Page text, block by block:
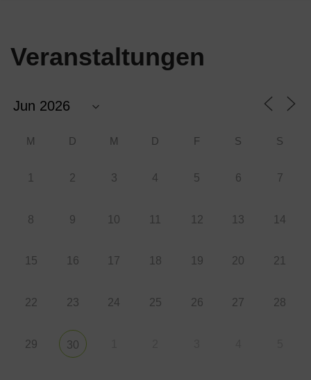
Veranstaltungen
M D M D F S S
1 2 3 4 5 6 7
8 9 10 11 12 13 14
15 16 17 18 19 20 21
22 23 24 25 26 27 28
29 30